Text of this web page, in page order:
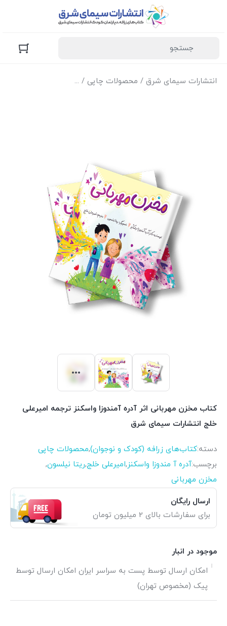
انتشارات سیمای شرق / محصولات چاپی / کتاب‌های زرافه (کودک
کتاب مخزن مهربانی اثر آدره آمندوزا واسکنز ترجمه امیرعلی
خلج انتشارات سیمای شرق
دسته:کتاب‌های زرافه (کودک و نوجوان),محصولات چاپی
برچسب:آدره آ مندوزا واسکنز,امیرعلی خلج,ریتا نیلسون,
مخزن مهربانی
ارسال رایگان
برای سفارشات بالای 2 میلیون تومان
موجود در انبار
امکان ارسال توسط پست به سراسر ایران امکان ارسال توسط
پیک (مخصوص تهران)